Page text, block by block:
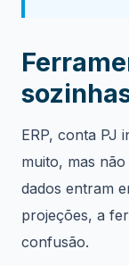
ERP, conta PJ
muito, mas
dados entram
projeções, a
confusão.